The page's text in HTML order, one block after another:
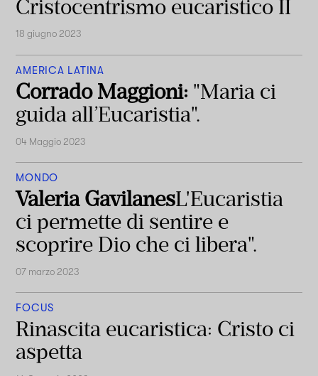
Cristocentrismo eucaristico II
18 giugno 2023
AMERICA LATINA
Corrado Maggioni: "Maria ci
guida all’Eucaristia".
04 Maggio 2023
MONDO
Valeria GavilanesL'Eucaristia
ci permette di sentire e
scoprire Dio che ci libera".
07 marzo 2023
FOCUS
Rinascita eucaristica: Cristo ci
aspetta